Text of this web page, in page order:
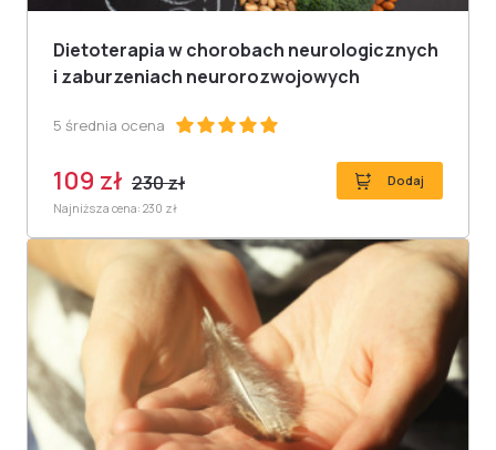
Dietoterapia w chorobach neurologicznych
i zaburzeniach neurorozwojowych
5 średnia ocena
109 zł 230 zł Dodaj
Najniższa cena: 230 zł